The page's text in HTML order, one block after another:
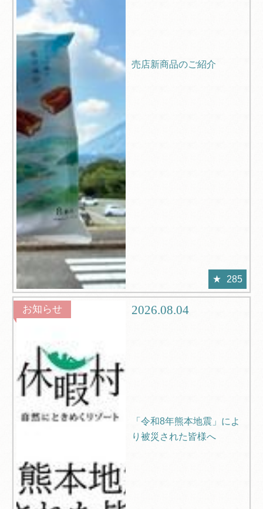
売店新商品のご紹介
285
お知らせ 2026.08.04
「令和8年熊本地震」によ
り被災された皆様へ